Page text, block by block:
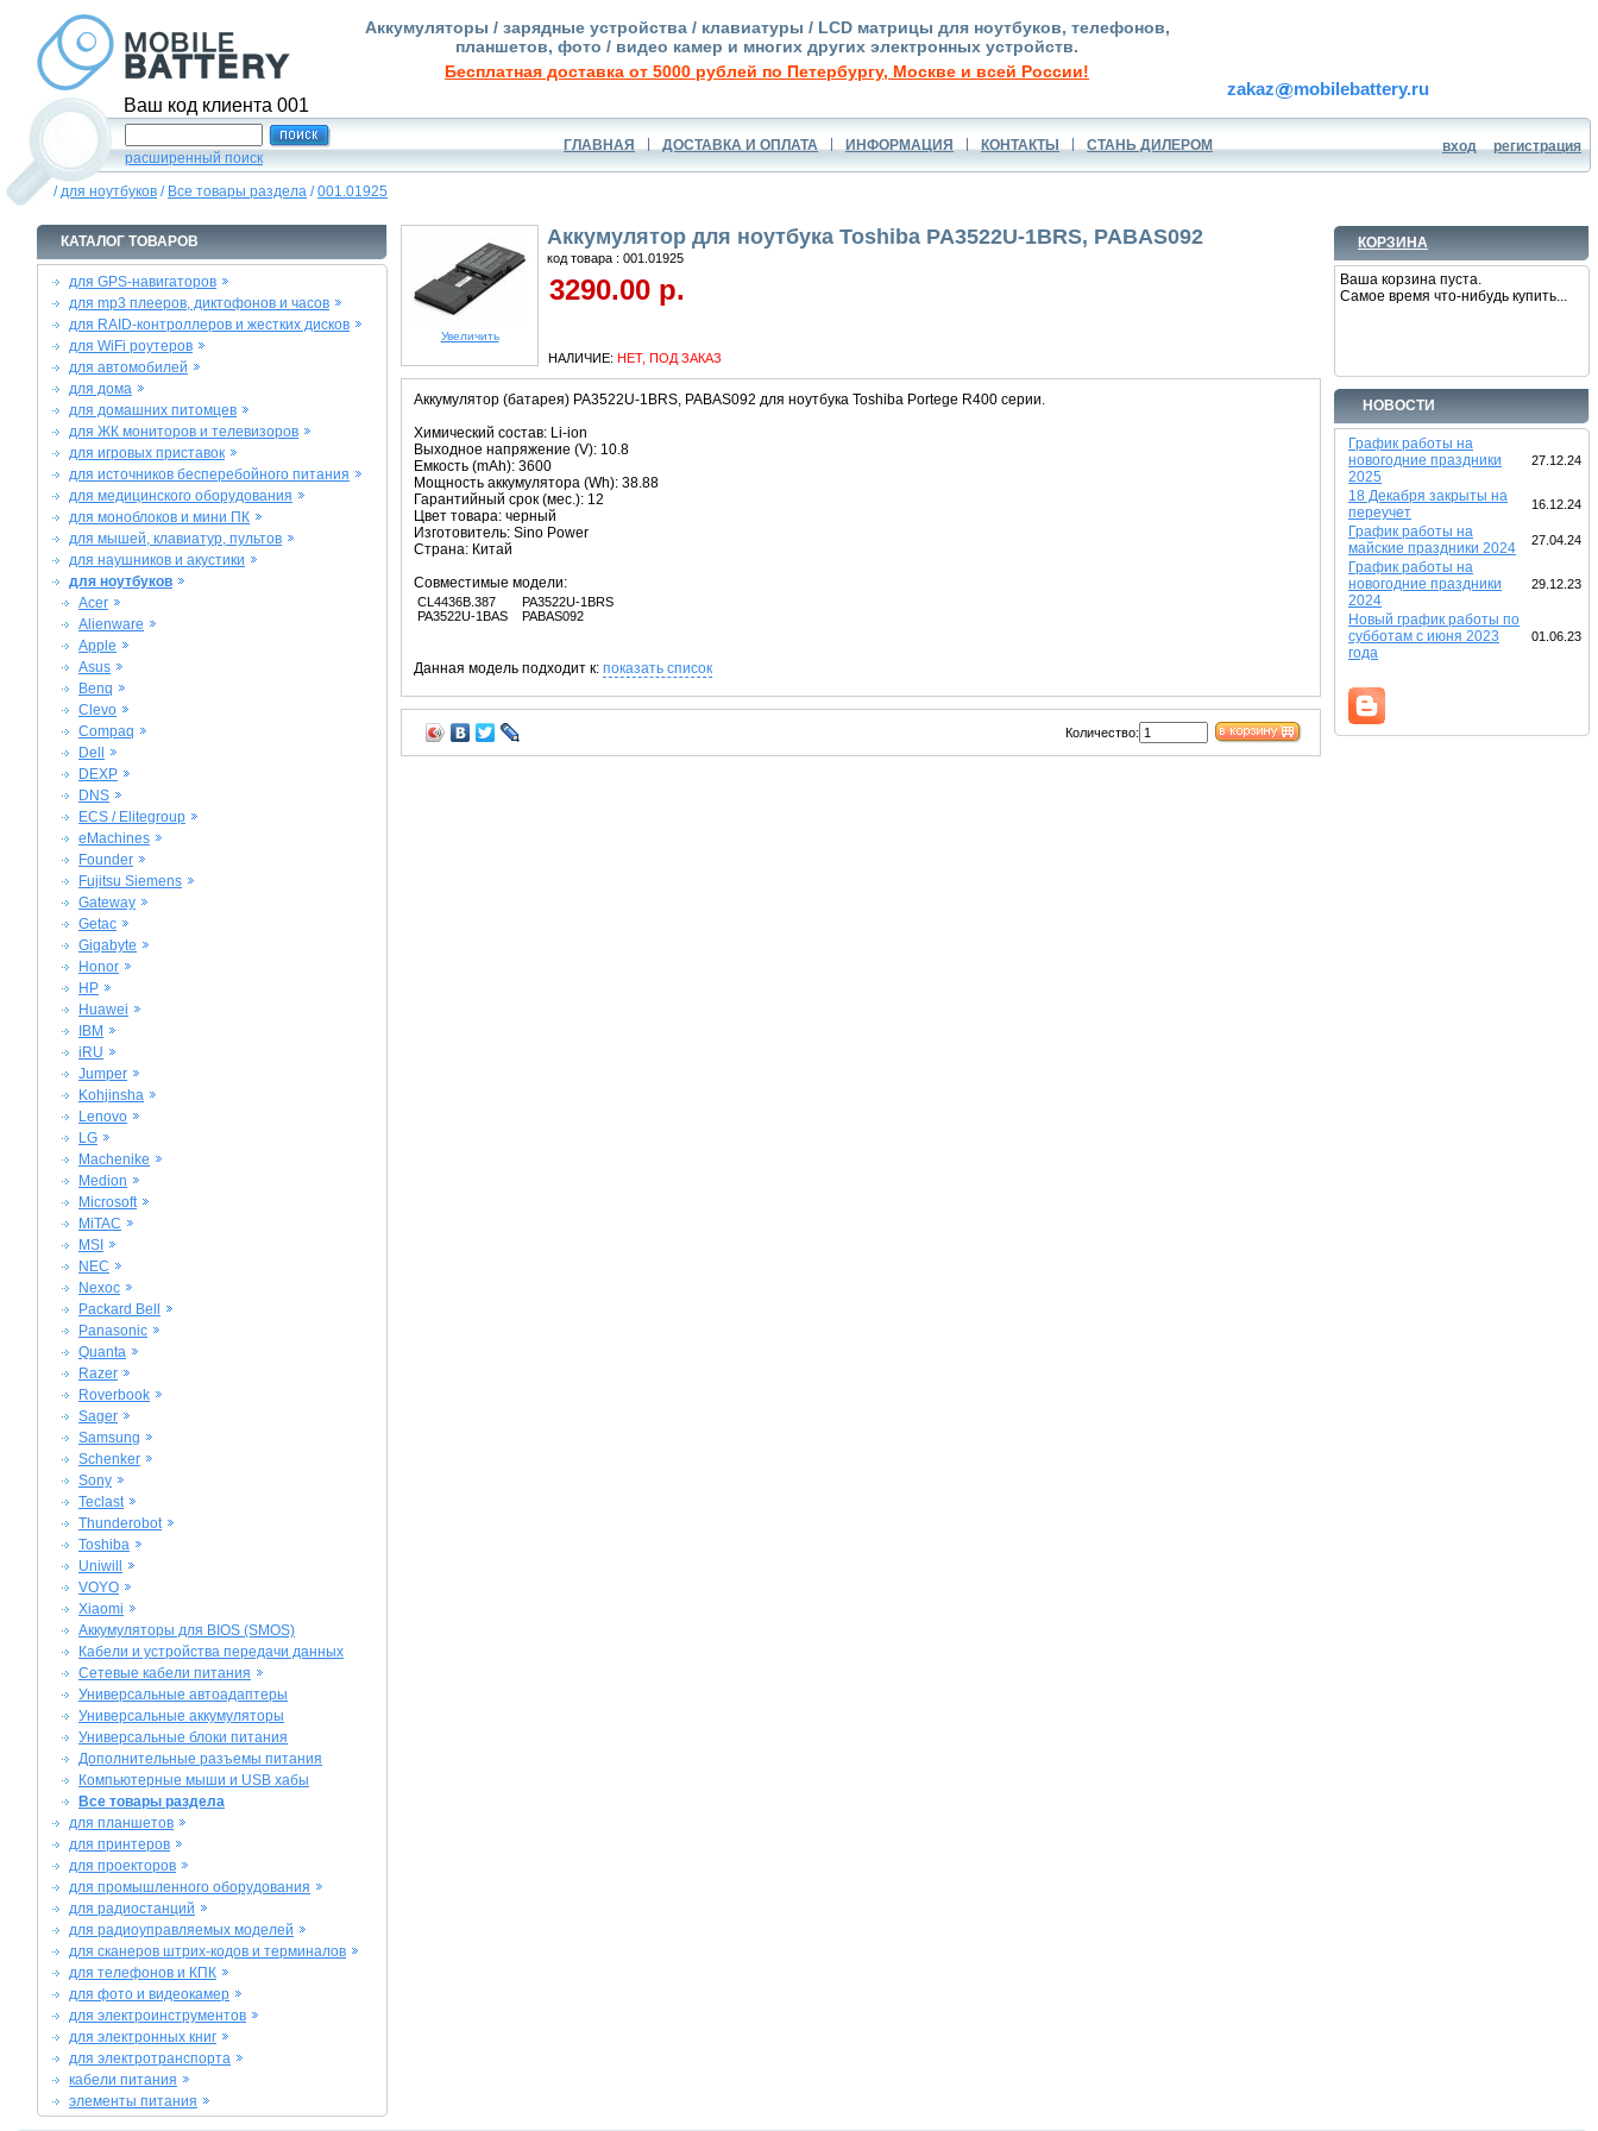
Ваш код клиента 001
Аккумуляторы / зарядные устройства / клавиатуры / LCD матрицы для ноутбуков, телефонов,
планшетов, фото / видео камер и многих других электронных устройств.
Бесплатная доставка от 5000 рублей по Петербургу, Москве и всей России!
zakaz mobilebattery.ru
расширенный поиск
ГЛАВНАЯ ДОСТАВКА И ОПЛАТА ИНФОРМАЦИЯ КОНТАКТЫ СТАНЬ ДИЛЕРОМ вход регистрация
/для ноутбуков / Все товары раздела /001.01925
КОРЗИНА
Ваша корзина пуста.
Самое время что-нибудь купить...
НОВОСТИ
График работы на
новогодние праздники
2025
27.12.24
18 Декабря закрыты на
переучет
16.12.24
График работы на
майские праздники 2024
27.04.24
График работы на
новогодние праздники
2024
29.12.23
Новый график работы по
субботам с июня 2023
года
01.06.23
КАТАЛОГ ТОВАРОВ
для GPS-навигаторов
для mp3 плееров, диктофонов и часов
для RAID-контроллеров и жестких дисков
для WiFi роутеров
для автомобилей
для дома
для домашних питомцев
для ЖК мониторов и телевизоров
для игровых приставок
для источников бесперебойного питания
для медицинского оборудования
для моноблоков и мини ПК
для мышей, клавиатур, пультов
для наушников и акустики
для ноутбуков
Acer
Alienware
Apple
Asus
Benq
Clevo
Compaq
Dell
DEXP
DNS
ECS / Elitegroup
eMachines
Founder
Fujitsu Siemens
Gateway
Getac
Gigabyte
Honor
HP
Huawei
IBM
iRU
Jumper
Kohjinsha
Lenovo
LG
Machenike
Medion
Microsoft
MiTAC
MSI
NEC
Nexoc
Packard Bell
Panasonic
Quanta
Razer
Roverbook
Sager
Samsung
Schenker
Sony
Teclast
Thunderobot
Toshiba
Uniwill
VOYO
Xiaomi
Аккумуляторы для BIOS (SMOS)
Кабели и устройства передачи данных
Сетевые кабели питания
Универсальные автоадаптеры
Универсальные аккумуляторы
Универсальные блоки питания
Дополнительные разъемы питания
Компьютерные мыши и USB хабы
Все товары раздела
для планшетов
для принтеров
для проекторов
для промышленного оборудования
для радиостанций
для радиоуправляемых моделей
для сканеров штрих-кодов и терминалов
для телефонов и КПК
для фото и видеокамер
для электроинструментов
для электронных книг
для электротранспорта
кабели питания
элементы питания
Увеличить
Аккумулятор для ноутбука Toshiba PA3522U-1BRS, PABAS092
код товара : 001.01925
3290.00 р.
НАЛИЧИЕ: НЕТ, ПОД ЗАКАЗ
Аккумулятор (батарея) PA3522U-1BRS, PABAS092 для ноутбука Toshiba Portege R400 серии.
Химический состав: Li-ion
Выходное напряжение (V): 10.8
Емкость (mAh): 3600
Мощность аккумулятора (Wh): 38.88
Гарантийный срок (мес.): 12
Цвет товара: черный
Изготовитель: Sino Power
Страна: Китай
Совместимые модели:
CL4436B.387
PA3522U-1BAS
PA3522U-1BRS
PABAS092
Данная модель подходит к: показать список
Количество: